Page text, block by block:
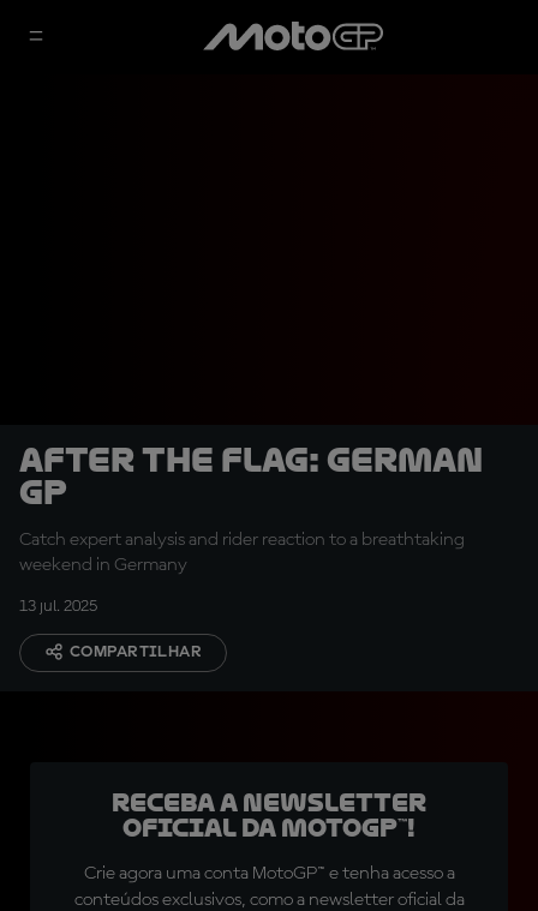
After the Flag: German
GP
Catch expert analysis and rider reaction to a breathtaking
weekend in Germany
13 jul. 2025
COMPARTILHAR
Receba a newsletter
oficial da MotoGP™!
Crie agora uma conta MotoGP™ e tenha acesso a
conteúdos exclusivos, como a newsletter oficial da